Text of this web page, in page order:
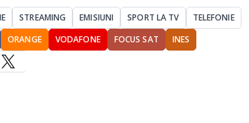
STREAMING EMISIUNI SPORT LA TV
TELEFONIE
ORANGE VODAFONE FOCUS SAT
INES